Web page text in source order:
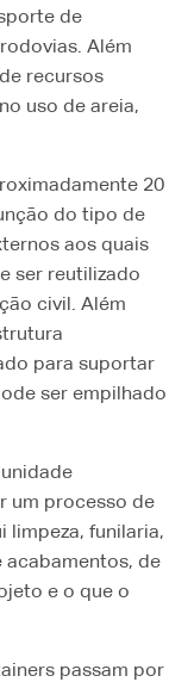
de
Além
recursos
uso de areia,
20
do tipo de
aos quais
ser reutilizado
civil. Além
para suportar
ser empilhado
um processo de
limpeza, funilaria,
acabamentos, de
e o que o
passam por